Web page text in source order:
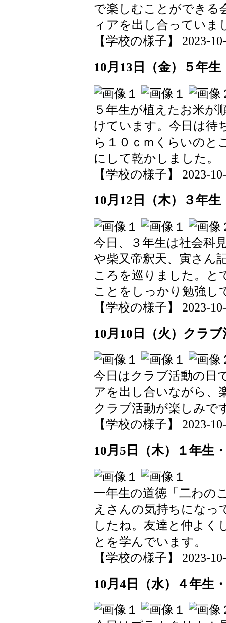
で楽しむことができる
ィアを出し合っていま
【学校の様子】 2023-
10月13日（金）５年
５年生が植えたお米が
けています。今日は待
ら１０ｃｍくらいのと
にして乾かしました。
【学校の様子】 2023-
10月12日（木）３年
今日、３年生は社会科
や柴又帝釈天、寅さん
ころを巡りました。と
ことをしっかり勉強し
【学校の様子】 2023-
10月10日（火）クラブ
今日はクラブ活動の日
アを出し合いながら、
クラブ活動が楽しみで
【学校の様子】 2023-
10月5日（木）１年生
一年生の道徳「二わの
えさんの気持ちになっ
したね。友達と仲よく
とを学んでいます。
【学校の様子】 2023-
10月4日（水）４年生